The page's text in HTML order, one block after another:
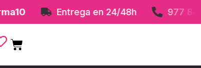
Entrega en 24/48h 977 84 41 31